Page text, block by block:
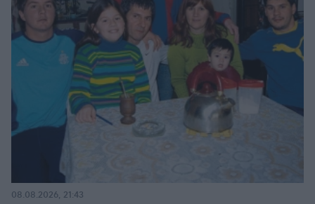
08.08.2026, 21:43